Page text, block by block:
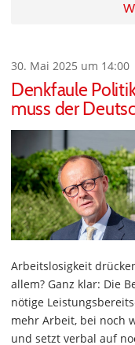
30. Mai 2025 um 14:00
Denkfaule
muss der
Arbeitslosigkeit
allem? Ganz klar: Die
nötige
mehr Arbeit, bei noch
und setzt verbal auf